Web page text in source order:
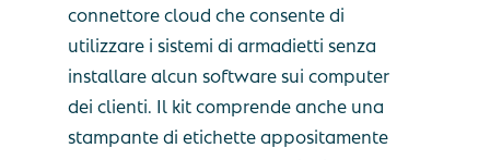
connettore cloud che consente di
utilizzare i sistemi di armadietti senza
installare alcun software sui computer
dei clienti. Il kit comprende anche una
stampante di etichette appositamente